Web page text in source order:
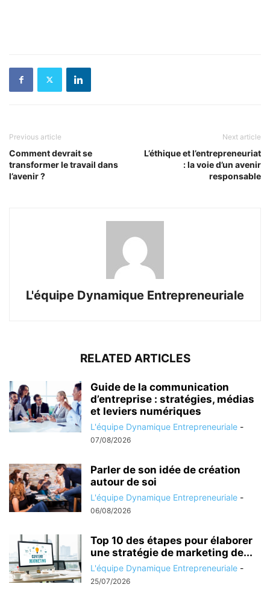
Previous article
Comment devrait se
transformer le travail dans
l’avenir ?
Next article
L’éthique et l’entrepreneuriat
: la voie d’un avenir
responsable
L'équipe Dynamique Entrepreneuriale
RELATED ARTICLES
Guide de la communication
d’entreprise : stratégies, médias
et leviers numériques
L'équipe Dynamique Entrepreneuriale -
07/08/2026
Parler de son idée de création
autour de soi
L'équipe Dynamique Entrepreneuriale -
06/08/2026
Top 10 des étapes pour élaborer
une stratégie de marketing de...
L'équipe Dynamique Entrepreneuriale -
25/07/2026